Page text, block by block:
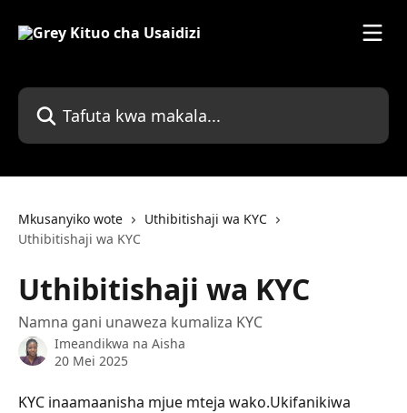
Tafuta kwa makala...
Mkusanyiko wote
Uthibitishaji wa KYC
Uthibitishaji wa KYC
Uthibitishaji wa KYC
Namna gani unaweza kumaliza KYC
Imeandikwa na Aisha
20 Mei 2025
KYC inaamaanisha mjue mteja wako.Ukifanikiwa